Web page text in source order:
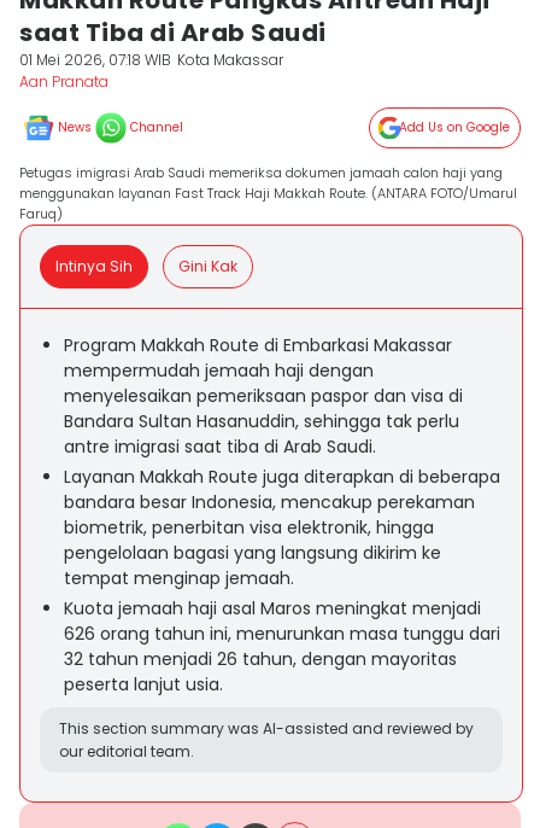
saat Tiba di Arab Saudi
01 Mei 2026, 07:18 WIB Kota Makassar
Aan Pranata
News Channel Add Us on Google
Petugas imigrasi Arab Saudi memeriksa dokumen jamaah calon haji yang
menggunakan layanan Fast Track Haji Makkah Route. (ANTARA FOTO/Umarul
Faruq)
Intinya Sih Gini Kak
Program Makkah Route di Embarkasi Makassar
mempermudah jemaah haji dengan
menyelesaikan pemeriksaan paspor dan visa di
Bandara Sultan Hasanuddin, sehingga tak perlu
antre imigrasi saat tiba di Arab Saudi.
Layanan Makkah Route juga diterapkan di beberapa
bandara besar Indonesia, mencakup perekaman
biometrik, penerbitan visa elektronik, hingga
pengelolaan bagasi yang langsung dikirim ke
tempat menginap jemaah.
Kuota jemaah haji asal Maros meningkat menjadi
626 orang tahun ini, menurunkan masa tunggu dari
32 tahun menjadi 26 tahun, dengan mayoritas
peserta lanjut usia.
This section summary was AI-assisted and reviewed by
our editorial team.